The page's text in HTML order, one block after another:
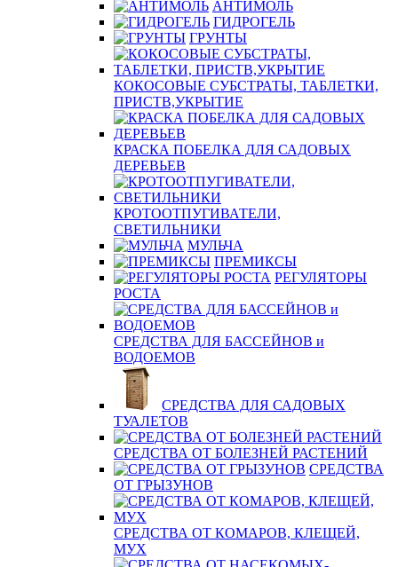
АНТИМОЛЬ
ГИДРОГЕЛЬ
ГРУНТЫ
КОКОСОВЫЕ СУБСТРАТЫ, ТАБЛЕТКИ,
ПРИСТВ,УКРЫТИЕ
КРАСКА ПОБЕЛКА ДЛЯ САДОВЫХ
ДЕРЕВЬЕВ
КРОТООТПУГИВАТЕЛИ,
СВЕТИЛЬНИКИ
МУЛЬЧА
ПРЕМИКСЫ
РЕГУЛЯТОРЫ
РОСТА
СРЕДСТВА ДЛЯ БАССЕЙНОВ и
ВОДОЕМОВ
СРЕДСТВА ДЛЯ САДОВЫХ
ТУАЛЕТОВ
СРЕДСТВА ОТ БОЛЕЗНЕЙ РАСТЕНИЙ
СРЕДСТВА
ОТ ГРЫЗУНОВ
СРЕДСТВА ОТ КОМАРОВ, КЛЕЩЕЙ,
МУХ